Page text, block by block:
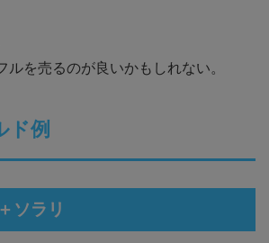
ルを売るのが良いかもしれない。
ド例
ソラリ